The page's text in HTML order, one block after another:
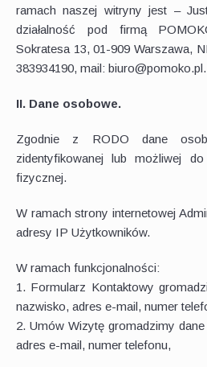
ramach naszej witryny jest –
działalność pod firmą
Sokratesa 13, 01-909 Warszawa,
383934190, mail: biuro@pomoko.pl.
II. Dane osobowe.
Zgodnie z RODO dane
zidentyfikowanej lub możliwej
fizycznej.
W ramach strony internetowej
adresy IP Użytkowników.
W ramach funkcjonalności:
1. Formularz Kontaktowy
nazwisko, adres e-mail, numer
2. Umów Wizytę gromadzimy
adres e-mail, numer telefonu,